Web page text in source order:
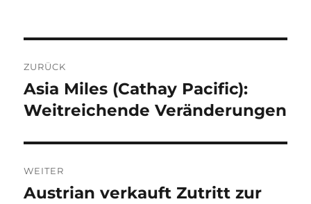
ZURÜCK
Vorheriger
Beitrag:
Asia Miles (Cathay Pacific):
Weitreichende Veränderungen
WEITER
Nächster
Austrian verkauft Zutritt zur